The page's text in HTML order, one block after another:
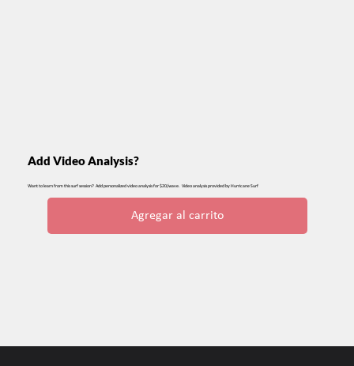
Add Video Analysis?
Want to learn from this surf session? Add personalized video analysis for $20/wave. Video analysis provided by Hurricane Surf
Agregar al carrito